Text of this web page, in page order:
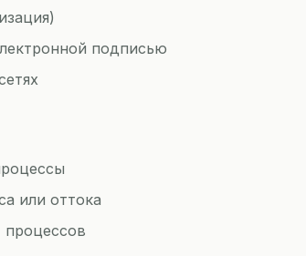
подписью
или оттока
процессов